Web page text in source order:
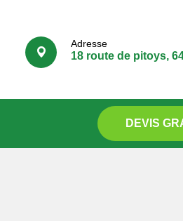
Adresse
18 route de pitoys,
DEVIS